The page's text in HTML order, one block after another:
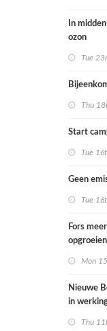
In
ozon
Tue
Thu
Start
Tue
Geen
Tue
Fors
Mon
Nieuwe
in
Thu